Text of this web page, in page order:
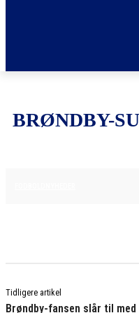
BRØNDBY-
Tidligere artikel
Brøndby-fansen slår til